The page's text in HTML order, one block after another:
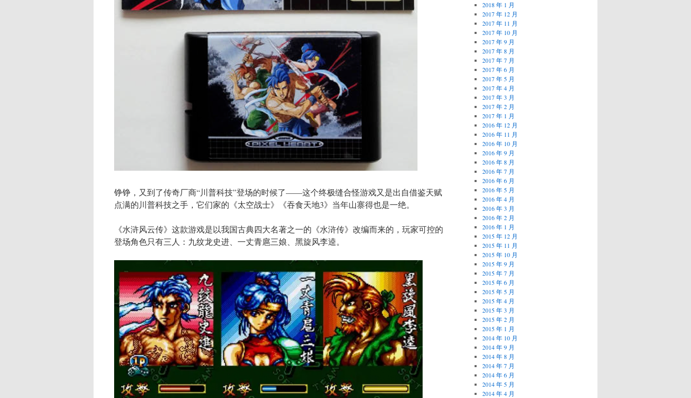
铮铮，又到了传奇厂商“川普科技”登场的时候了——这个终极缝合怪游戏又是出自借鉴天赋
点满的川普科技之手，它们家的《太空战士》《吞食天地3》当年山寨得也是一绝。
《水浒风云传》这款游戏是以我国古典四大名著之一的《水浒传》改编而来的，玩家可控的
登场角色只有三人：九纹龙史进、一丈青扈三娘、黑旋风李逵。
2018 年 1 月
2017 年 12 月
2017 年 11 月
2017 年 10 月
2017 年 9 月
2017 年 8 月
2017 年 7 月
2017 年 6 月
2017 年 5 月
2017 年 4 月
2017 年 3 月
2017 年 2 月
2017 年 1 月
2016 年 12 月
2016 年 11 月
2016 年 10 月
2016 年 9 月
2016 年 8 月
2016 年 7 月
2016 年 6 月
2016 年 5 月
2016 年 4 月
2016 年 3 月
2016 年 2 月
2016 年 1 月
2015 年 12 月
2015 年 11 月
2015 年 10 月
2015 年 9 月
2015 年 7 月
2015 年 6 月
2015 年 5 月
2015 年 4 月
2015 年 3 月
2015 年 2 月
2015 年 1 月
2014 年 10 月
2014 年 9 月
2014 年 8 月
2014 年 7 月
2014 年 6 月
2014 年 5 月
2014 年 4 月